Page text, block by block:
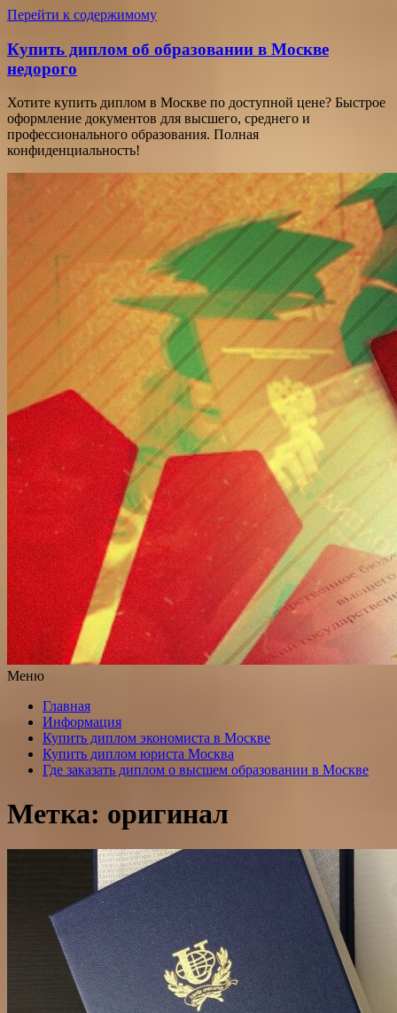
Перейти к содержимому
Купить диплом об образовании в Москве
недорого
Хотите купить диплом в Москве по доступной цене? Быстрое
оформление документов для высшего, среднего и
профессионального образования. Полная
конфиденциальность!
Меню
Главная
Информация
Купить диплом экономиста в Москве
Купить диплом юриста Москва
Где заказать диплом о высшем образовании в Москве
Метка: оригинал